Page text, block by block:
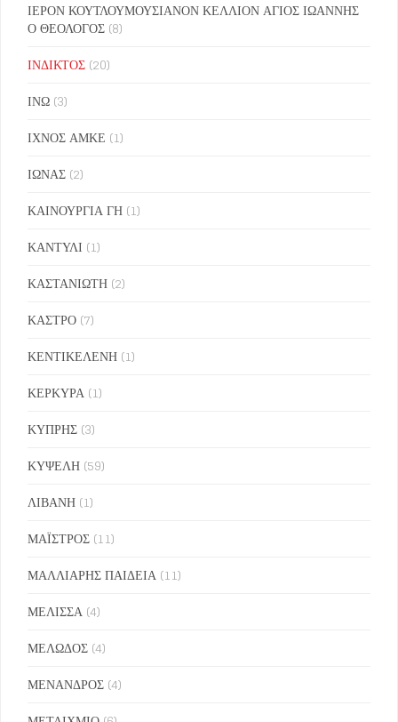
ΙΕΡΟΝ ΚΟΥΤΛΟΥΜΟΥΣΙΑΝΟΝ ΚΕΛΛΙΟΝ ΑΓΙΟΣ ΙΩΑΝΝΗΣ
Ο ΘΕΟΛΟΓΟΣ (8)
ΙΝΔΙΚΤΟΣ (20)
ΙΝΩ (3)
ΙΧΝΟΣ ΑΜΚΕ (1)
ΙΩΝΑΣ (2)
ΚΑΙΝΟΥΡΓΙΑ ΓΗ (1)
ΚΑΝΤΥΛΙ (1)
ΚΑΣΤΑΝΙΩΤΗ (2)
ΚΑΣΤΡΟ (7)
ΚΕΝΤΙΚΕΛΕΝΗ (1)
ΚΕΡΚΥΡΑ (1)
ΚΥΠΡΗΣ (3)
ΚΥΨΕΛΗ (59)
ΛΙΒΑΝΗ (1)
ΜΑΪΣΤΡΟΣ (11)
ΜΑΛΛΙΑΡΗΣ ΠΑΙΔΕΙΑ (11)
ΜΕΛΙΣΣΑ (4)
ΜΕΛΩΔΟΣ (4)
ΜΕΝΑΝΔΡΟΣ (4)